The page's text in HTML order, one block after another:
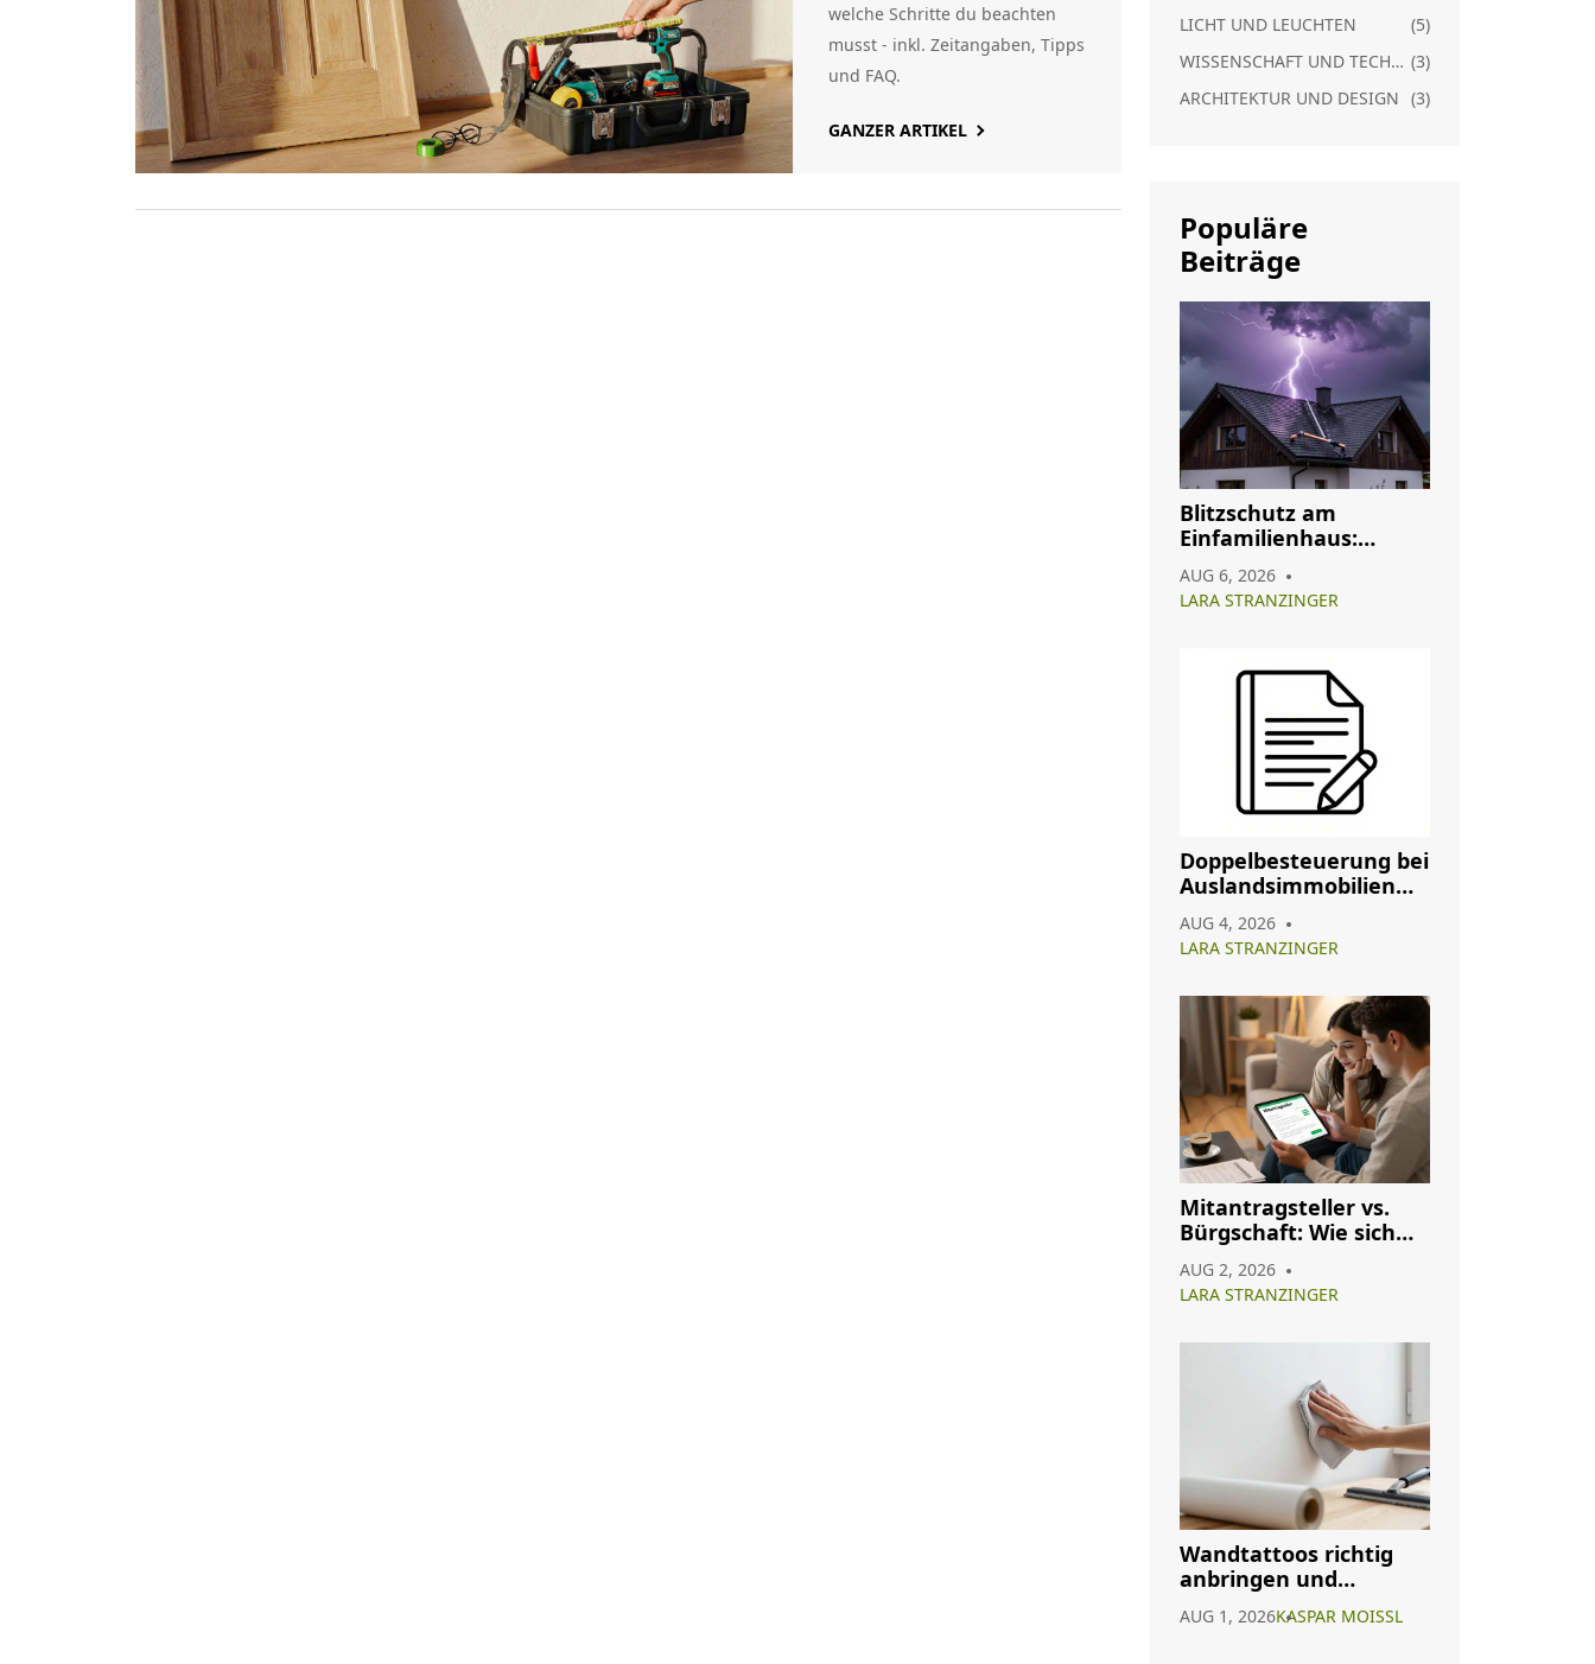
welche Schritte du beachten
musst - inkl. Zeitangaben, Tipps
und FAQ.
GANZER ARTIKEL
LICHT UND LEUCHTEN
(5)
WISSENSCHAFT UND TECHNIK (3)
ARCHITEKTUR UND DESIGN (3)
Populäre
Beiträge
Blitzschutz am
Einfamilienhaus:
Pflicht, Aufbau und
Wartung im Überblick
AUG 6, 2026
LARA STRANZINGER
Doppelbesteuerung bei
Auslandsimmobilien
Sie Abkommen richtig
AUG 4, 2026
LARA STRANZINGER
Mitantragsteller vs.
Bürgschaft: Wie sich
Immobilienkredits
ändern
AUG 2, 2026
LARA STRANZINGER
Wandtattoos richtig
anbringen und
entfernen: Die sichere
Anleitung
AUG 1, 2026KASPAR MOISSL